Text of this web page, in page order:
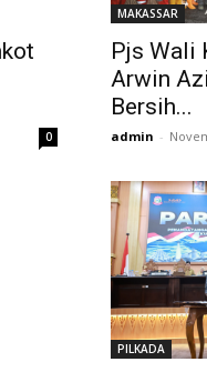
0
MAKASSAR
Pjs Wali
Arwin
Bersih...
admin -
PILKADA